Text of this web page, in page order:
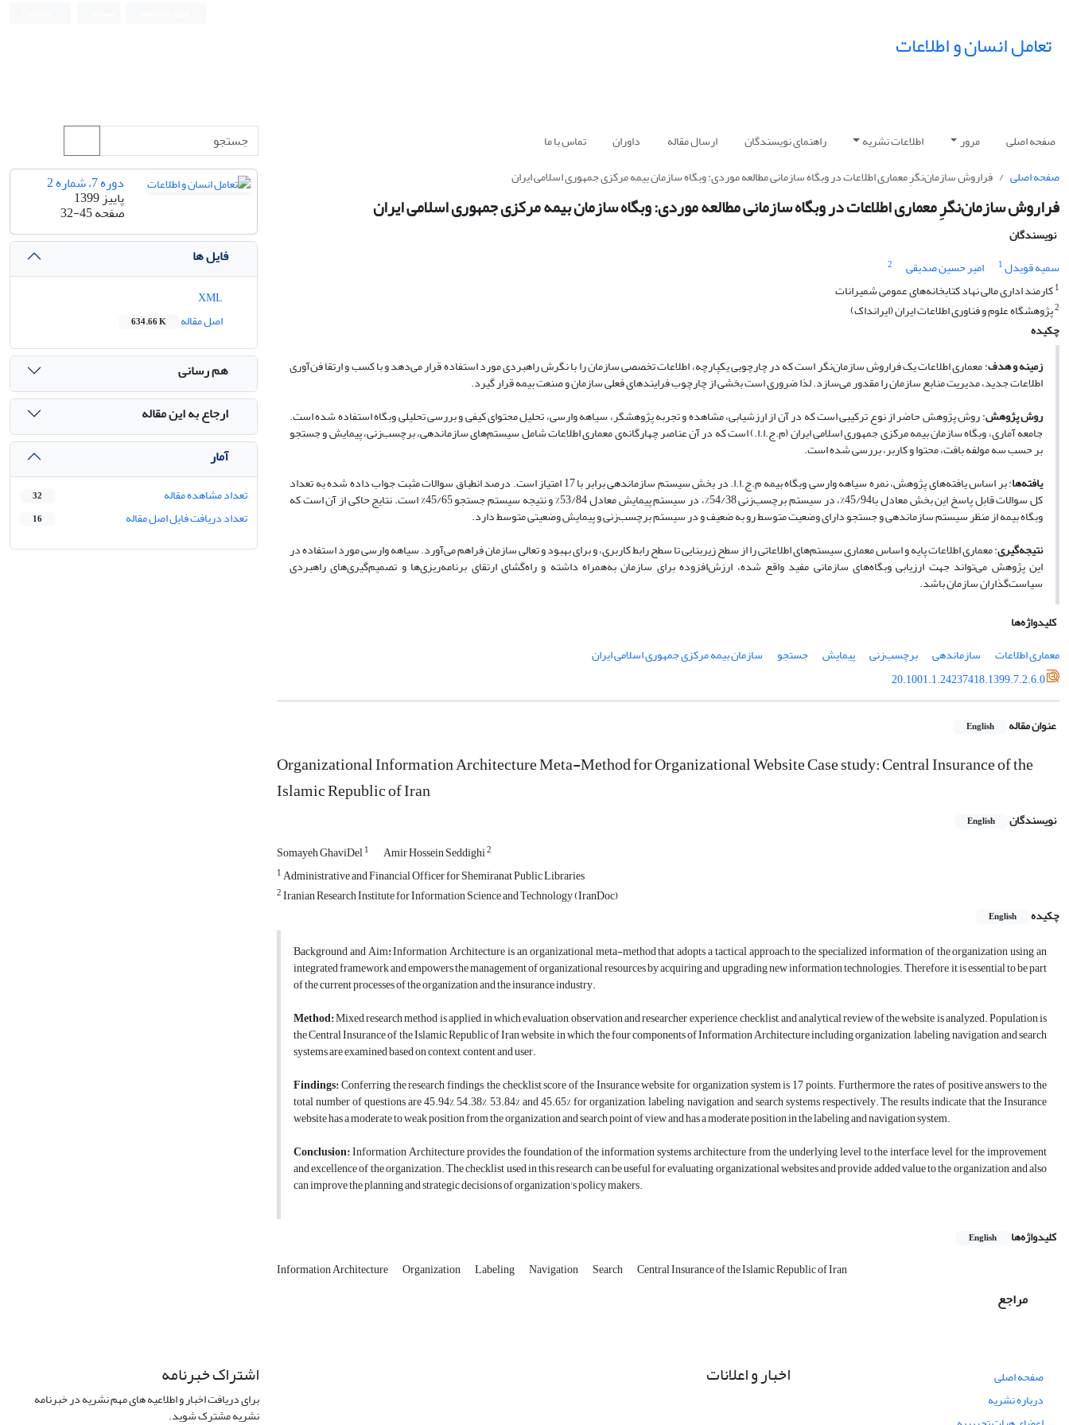
تعامل انسان و اطلاعات
صفحه اصلی مرور اطلاعات نشریه راهنمای نویسندگان ارسال مقاله داوران
تماس با ما
صفحه اصلی
فراروش سازمان‌نگرِ معماری اطلاعات در وبگاه سازمانی مطالعه موردی: وبگاه سازمان بیمه مرکزی جمهوری اسلامی ایران
فراروش سازمان‌نگرِ معماری اطلاعات در وبگاه سازمانی مطالعه موردی: وبگاه سازمان بیمه مرکزی جمهوری اسلامی ایران
نویسندگان
سمیه قویدل1 امیر حسین صدیقی
2
1کارمند اداری مالی نهاد کتابخانه‌های عمومی شمیرانات
2پژوهشگاه علوم و فناوری اطلاعات ایران (ایرانداک)
چکیده
زمینه و هدف: معماری اطلاعات یک فراروش سازمان‌نگر است که در چارچوبی یکپارچه، اطلاعات تخصصی سازمان را با نگرش راهبردی مورد استفاده قرار می‌دهد و با کسب و ارتقا فن‌آوری
اطلاعات جدید، مدیریت منابع سازمان را مقدور می‌سازد. لذا ضروری است بخشی از چارچوب فرایندهای فعلی سازمان و صنعت بیمه قرار گیرد.
روش پژوهش: روش پژوهش حاضر از نوع ترکیبی است که در آن از ارزشیابی، مشاهده و تجربه پژوهشگر، سیاهه وارسی، تحلیل محتوای کیفی و بررسی تحلیلی وبگاه‌ استفاده شده است.
جامعه آماری، وبگاه سازمان بیمه مرکزی جمهوری اسلامی ایران (م.ج.ا.ا.) است که در آن عناصر چهارگانه‌ی معماری اطلاعات شامل سیستم‌های سازماندهی، برچسب‌زنی، پیمایش و جستجو
بر حسب سه مولفه بافت، محتوا و کاربر، بررسی شده است.
یافته‌ها
: بر اساس یافته‌های پژوهش، نمره سیاهه وارسی وبگاه بیمه م.ج.ا.ا. در بخش سیستم سازماندهی برابر با 17 امتیاز است. درصد انطباق سوالات مثبت جواب داده شده به تعداد
کل سوالات قابل پاسخ این بخش معادل با45/94%، در سیستم برچسب‌زنی 54/38%، در سیستم پیمایش معادل 53/84% و نتیجه سیستم جستجو 45/65% است. نتایج حاکی از آن است که
وبگاه بیمه از منظر سیستم سازماندهی و جستجو دارای وضعیت متوسط رو به ضعیف و در سیستم برچسب‌زنی و پیمایش وضعیتی متوسط دارد.
نتیجه‌گیری: معماری اطلاعات پایه و اساس معماری سیستم‌های اطلاعاتی را از سطح زیربنایی تا سطح رابط کاربری، و برای بهبود و تعالی سازمان فراهم می‌آورد. سیاهه وارسی مورد استفاده در
این پژوهش‌ می‌تواند جهت ارزیابی وبگاه‌های سازمانی مفید واقع شده، ارزش‌افزوده برای سازمان به‌همراه داشته و راه‌گشای ارتقای برنامه‌ریزی‌ها و تصمیم‌گیری‌های راهبردی
سیاست‌گذاران سازمان باشد.
کلیدواژه‌ها
معماری اطلاعات
سازماندهی برچسب‌زنی پیمایش جستجو
سازمان بیمه مرکزی جمهوری اسلامی ایران
20.1001.1.24237418.1399.7.2.6.0
عنوان مقاله English
Organizational Information Architecture Meta-Method for Organizational Website Case study: Central Insurance of the
Islamic Republic of Iran
نویسندگان English
Somayeh GhaviDel1 Amir Hossein Seddighi2
1Administrative and Financial Officer for Shemiranat Public Libraries
2Iranian Research Institute for Information Science and Technology (IranDoc)
چکیده
English
Background and Aim:Information Architecture is an organizational meta-method that adopts a tactical approach to the specialized information of the organization using an
integrated framework and empowers the management of organizational resources by acquiring and upgrading new information technologies. Therefore, it is essential to be part
of the current processes of the organization and the insurance industry.
Method:Mixed research method is applied, in which evaluation, observation and researcher experience, checklist, and analytical review of the website is analyzed. Population is
the Central Insurance of the Islamic Republic of Iran website, in which the four components of Information Architecture including organization, labeling, navigation, and search
systems are examined based on context, content and user.
Findings:Conferring the research findings, the checklist score of the Insurance website for organization system is 17 points. Furthermore, the rates of positive answers to the
total number of questions are 45.94%, 54.38%, 53.84% and 45.65% for organization, labeling, navigation, and search systems respectively. The results indicate that the Insurance
website has a moderate to weak position from the organization and search point of view and has a moderate position in the labeling and navigation system.
Conclusion:Information Architecture provides the foundation of the information systems architecture from the underlying level to the interface level for the improvement
and excellence of the organization. The checklist used in this research can be useful for evaluating organizational websites and provide added value to the organization, and also
can improve the planning and strategic decisions of organization's policy makers.
کلیدواژه‌ها English
Information Architecture Organization Labeling Navigation Search Central Insurance of the Islamic Republic of Iran
مراجع
دوره 7، شماره 2
پاییز 1399
صفحه32-45
فایل ها
اصل مقاله
634.66 K
هم رسانی
ارجاع به این مقاله
آمار
تعداد مشاهده مقاله 32
تعداد دریافت فایل اصل مقاله 16
صفحه اصلی
درباره نشریه
اخبار و اعلانات اشتراک خبرنامه
برای دریافت اخبار و اطلاعیه های مهم نشریه در خبرنامه
نشریه مشترک شوید.